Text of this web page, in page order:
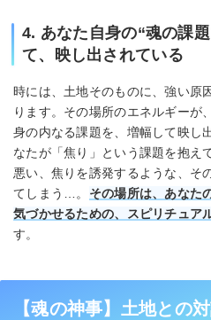
4. あなた自身の“魂の課
て、映し出されている
時には、土地そのものに、強い原
ります。その場所のエネルギーが
身の内なる課題を、増幅して映し
なたが「焦り」という課題を抱え
悪い、焦りを誘発するような、そ
てしまう…。 その場所は、あなた
気づかせるための、スピリチュア
す。
【魂の神事】土地との